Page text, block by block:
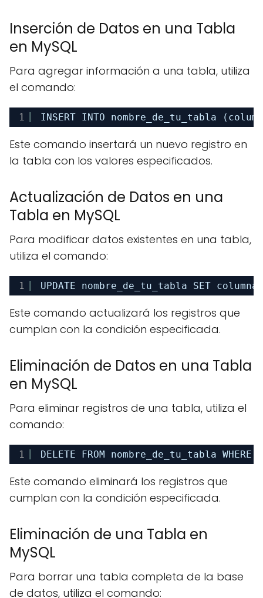
Inserción de Datos en una Tabla
en MySQL
Para agregar información a una tabla, utiliza
el comando:
1 INSERT INTO nombre_de_tu_tabla
Este comando insertará un nuevo registro en
la tabla con los valores especificados.
Actualización de Datos en una
Tabla en MySQL
Para modificar datos existentes en una tabla,
utiliza el comando:
1 UPDATE nombre_de_tu_tabla SET
Este comando actualizará los registros que
cumplan con la condición especificada.
Eliminación de Datos en una Tabla
en MySQL
Para eliminar registros de una tabla, utiliza el
comando:
1 DELETE FROM nombre_de_tu_tabla
Este comando eliminará los registros que
cumplan con la condición especificada.
Eliminación de una Tabla en
MySQL
Para borrar una tabla completa de la base
de datos, utiliza el comando: